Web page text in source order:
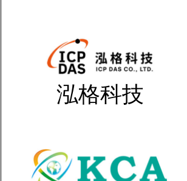
泓格科技